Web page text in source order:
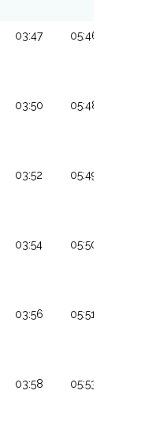
03:47 05:46
03:50 05:48
03:52 05:49
03:54 05:50
03:56 05:51
03:58 05:53